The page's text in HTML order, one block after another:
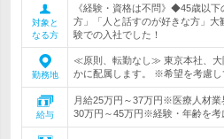
対象と
なる方
《経験・資格は不問》◆45歳以
方」「人と話すのが好きな方」
験での入社でした！
勤務地
≪原則、転勤なし≫ 東京本社、大
かに配属します。 ※希望を考慮し
給与
月給25万円～37万円※医療人材
30万円～45万円※経験・年齢を考